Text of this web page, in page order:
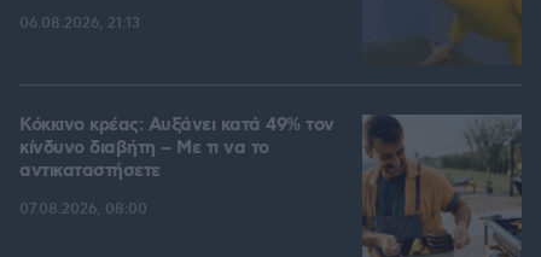
06.08.2026, 21:13
Κόκκινο κρέας: Αυξάνει κατά 49% τον
κίνδυνο διαβήτη – Με τι να το
αντικαταστήσετε
07.08.2026, 08:00